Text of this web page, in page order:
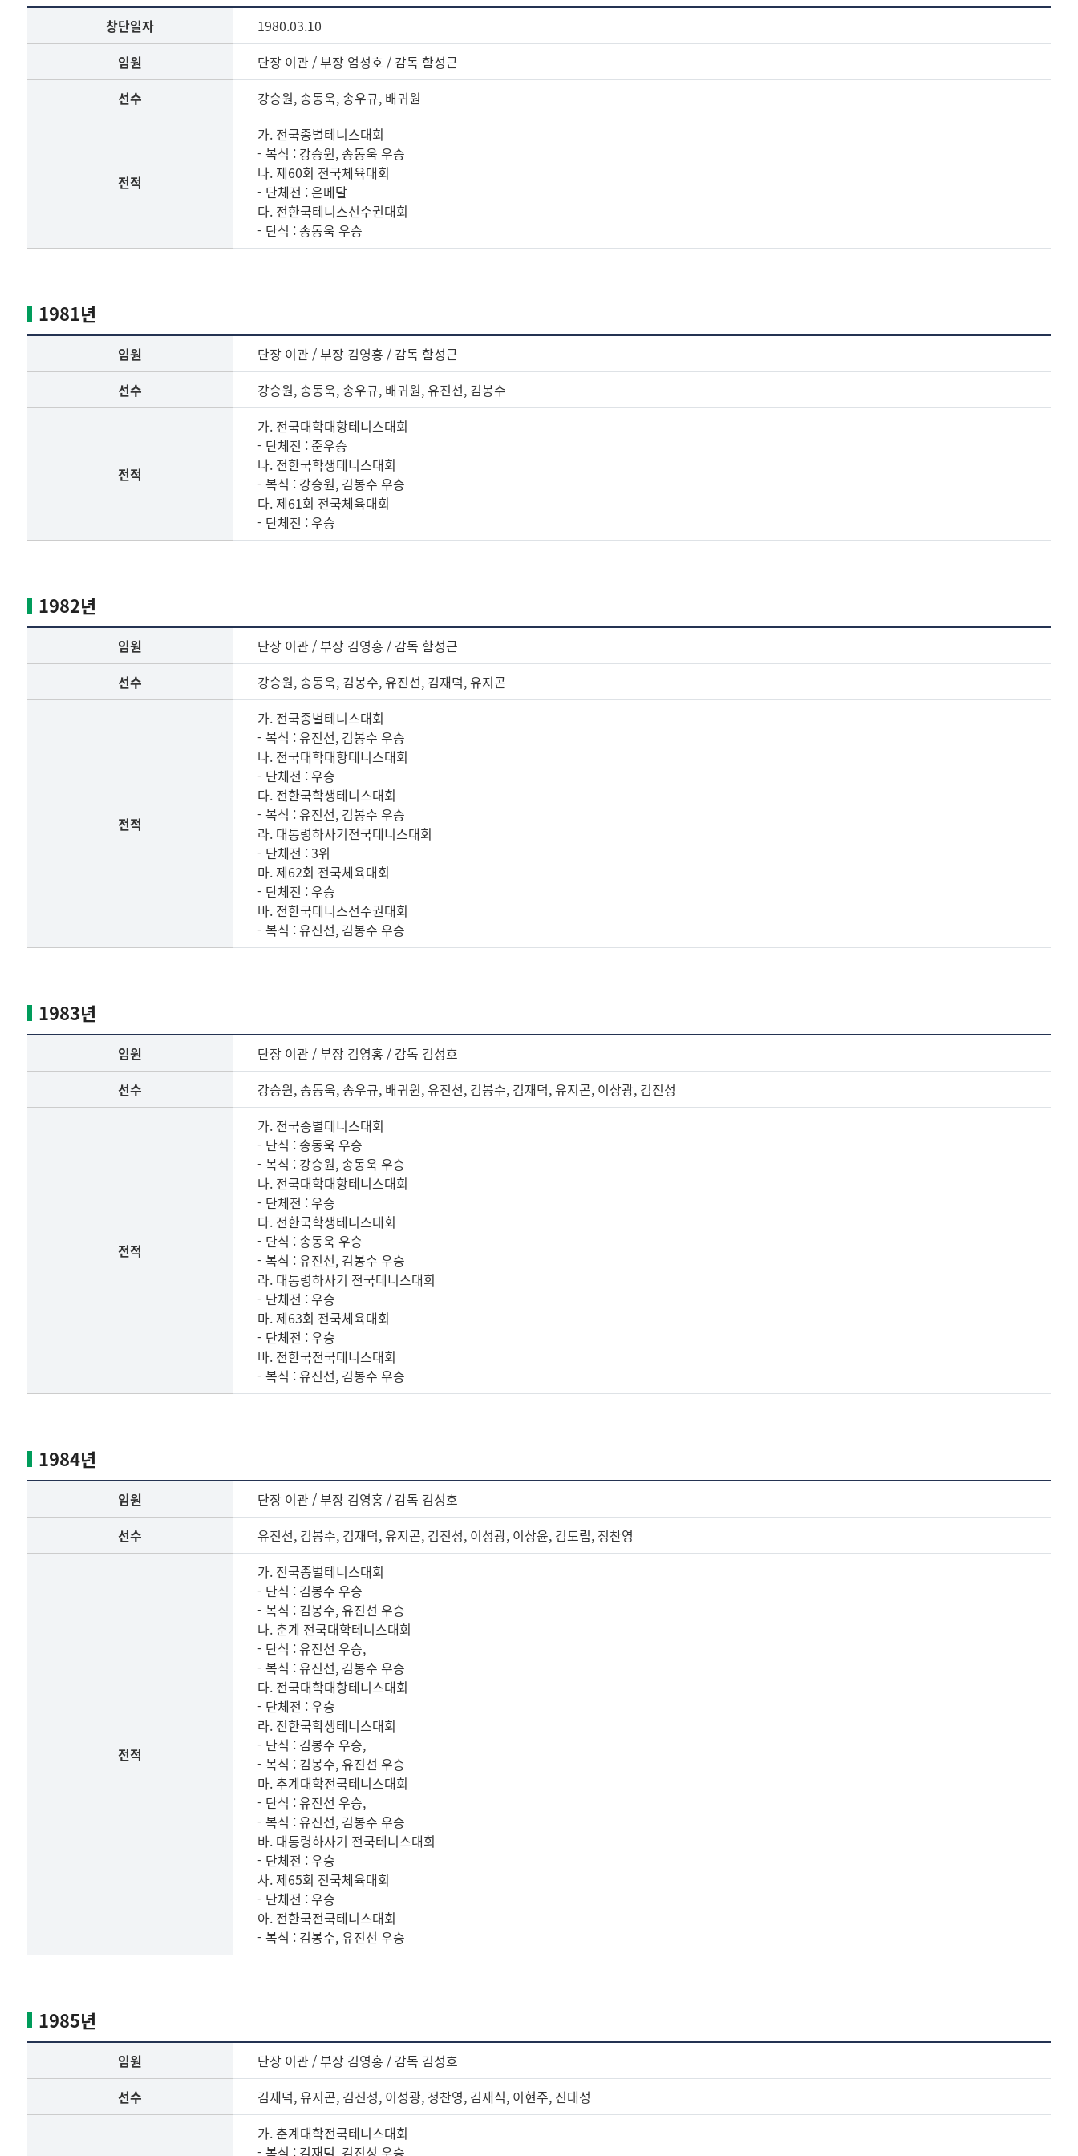
임
원,
선
창단일자
1980.03.10
임원
단장 이관 / 부장 엄성호 / 감독 함성근
선수
강승원, 송동욱, 송우규, 배귀원
전적
가. 전국종별테니스대회
- 복식 : 강승원, 송동욱 우승
나. 제60회 전국체육대회
- 단체전 : 은메달
다. 전한국테니스선수권대회
- 단식 : 송동욱 우승
1981년
임
원,
선
임원
단장 이관 / 부장 김영홍 / 감독 함성근
선수
강승원, 송동욱, 송우규, 배귀원, 유진선, 김봉수
전적
가. 전국대학대항테니스대회
- 단체전 : 준우승
나. 전한국학생테니스대회
- 복식 : 강승원, 김봉수 우승
다. 제61회 전국체육대회
- 단체전 : 우승
1982년
임
원,
선
임원
단장 이관 / 부장 김영홍 / 감독 함성근
선수
강승원, 송동욱, 김봉수, 유진선, 김재덕, 유지곤
전적
가. 전국종별테니스대회
- 복식 : 유진선, 김봉수 우승
나. 전국대학대항테니스대회
- 단체전 : 우승
다. 전한국학생테니스대회
- 복식 : 유진선, 김봉수 우승
라. 대통령하사기전국테니스대회
- 단체전 : 3위
마. 제62회 전국체육대회
- 단체전 : 우승
바. 전한국테니스선수권대회
- 복식 : 유진선, 김봉수 우승
1983년
임
원,
선
임원
단장 이관 / 부장 김영홍 / 감독 김성호
선수
강승원, 송동욱, 송우규, 배귀원, 유진선, 김봉수, 김재덕, 유지곤, 이상광, 김진성
전적
가. 전국종별테니스대회
- 단식 : 송동욱 우승
- 복식 : 강승원, 송동욱 우승
나. 전국대학대항테니스대회
- 단체전 : 우승
다. 전한국학생테니스대회
- 단식 : 송동욱 우승
- 복식 : 유진선, 김봉수 우승
라. 대통령하사기 전국테니스대회
- 단체전 : 우승
마. 제63회 전국체육대회
- 단체전 : 우승
바. 전한국전국테니스대회
- 복식 : 유진선, 김봉수 우승
1984년
임
원,
선
임원
단장 이관 / 부장 김영홍 / 감독 김성호
선수
유진선, 김봉수, 김재덕, 유지곤, 김진성, 이성광, 이상윤, 김도립, 정찬영
전적
가. 전국종별테니스대회
- 단식 : 김봉수 우승
- 복식 : 김봉수, 유진선 우승
나. 춘계 전국대학테니스대회
- 단식 : 유진선 우승,
- 복식 : 유진선, 김봉수 우승
다. 전국대학대항테니스대회
- 단체전 : 우승
라. 전한국학생테니스대회
- 단식 : 김봉수 우승,
- 복식 : 김봉수, 유진선 우승
마. 추계대학전국테니스대회
- 단식 : 유진선 우승,
- 복식 : 유진선, 김봉수 우승
바. 대통령하사기 전국테니스대회
- 단체전 : 우승
사. 제65회 전국체육대회
- 단체전 : 우승
아. 전한국전국테니스대회
- 복식 : 김봉수, 유진선 우승
1985년
임원
단장 이관 / 부장 김영홍 / 감독 김성호
선수
김재덕, 유지곤, 김진성, 이성광, 정찬영, 김재식, 이현주, 진대성
가. 춘계대학전국테니스대회
- 복식 : 김재덕, 김진성 우승